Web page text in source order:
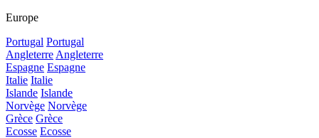
Europe
Portugal Portugal
Angleterre Angleterre
Espagne Espagne
Italie Italie
Islande Islande
Norvège Norvège
Grèce Grèce
Ecosse Ecosse